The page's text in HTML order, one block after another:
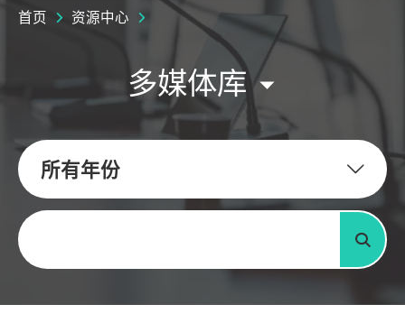
首页 资源中心
多媒体库
所有年份
关键字
搜寻